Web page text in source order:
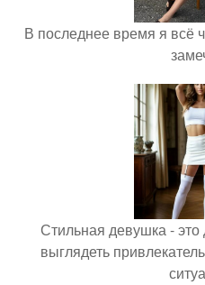
В последнее время я всё
Стильная девушка -
выглядеть